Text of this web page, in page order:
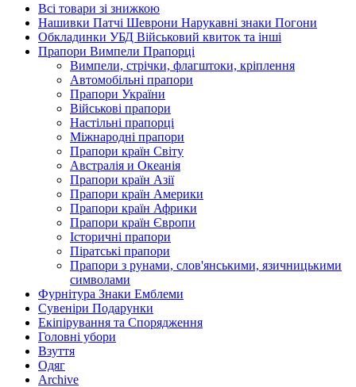
Всі товари зі знижкою
Нашивки Патчі Шеврони Нарукавні знаки Погони
Обкладинки УБД Військовий квиток та інші
Прапори Вимпели Прапорці
Вимпели, стрічки, флагштоки, кріплення
Автомобільні прапори
Прапори України
Військові прапори
Настільні прапорці
Міжнародні прапори
Прапори країн Світу
Австралія и Океанія
Прапори країн Азії
Прапори країн Америки
Прапори країн Африки
Прапори країн Європи
Історичні прапори
Піратські прапори
Прапори з рунами, слов'янськими, язичницькими
символами
Фурнітура Знаки Емблеми
Сувеніри Подарунки
Екіпірування та Спорядження
Головні убори
Взуття
Одяг
Archive